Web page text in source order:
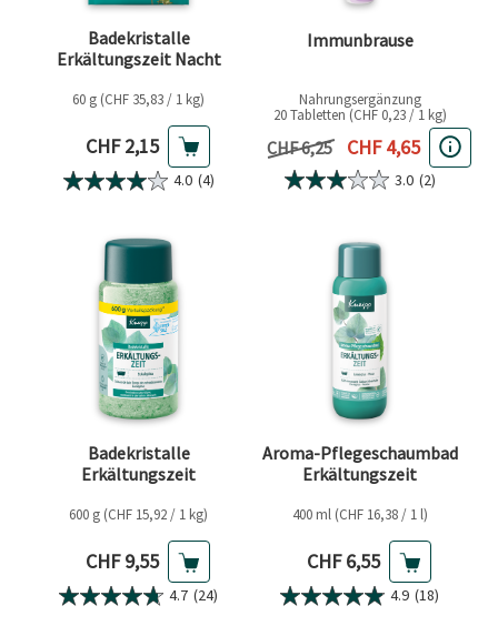
Badekristalle
Erkältungszeit Nacht
60 g (CHF 35,83 / 1 kg)
Aktueller Preis
CHF 2,15
4.0 (4)
Immunbrause
Nahrungsergänzung
20 Tabletten (CHF 0,23 / 1 kg)
Vorheriger Preis
CHF 6,25 Aktueller Preis
CHF 4,65
3.0 (2)
Badekristalle
Erkältungszeit
600 g (CHF 15,92 / 1 kg)
Aktueller Preis
CHF 9,55
4.7 (24)
Aroma-Pflegeschaumbad
Erkältungszeit
400 ml (CHF 16,38 / 1 l)
Aktueller Preis
CHF 6,55
4.9 (18)